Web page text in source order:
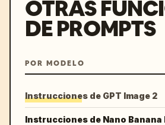
OTRAS
DE PROMPTS
POR MODELO
Instrucciones de GPT Image 2
Instrucciones de Nano Banana